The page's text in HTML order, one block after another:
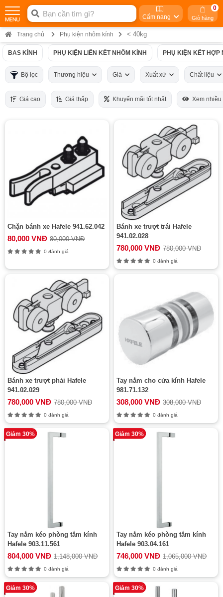
Cẩm nang Giỏ hàng
0
Trang chủ Phụ kiện nhôm kính < 40kg
BAS KÍNH PHỤ KIỆN LIÊN KẾT NHÔM KÍNH PHỤ KIỆN KẾT HỢP
Bộ lọc Thương hiệu Giá Xuất xứ Chất liệu
Giá cao Giá thấp Khuyến mãi tốt nhất Xem nhiều
Chặn bánh xe Hafele 941.62.042
80,000 VNĐ 80,000 VNĐ
0 đánh giá
Bánh xe trượt trái Hafele
941.02.028
780,000 VNĐ 780,000 VNĐ
0 đánh giá
Bánh xe trượt phải Hafele
941.02.029
780,000 VNĐ 780,000 VNĐ
0 đánh giá
Tay nắm cho cửa kính Hafele
981.71.132
308,000 VNĐ 308,000 VNĐ
0 đánh giá
Giảm 30%
Tay nắm kéo phòng tắm kính
Hafele 903.11.561
804,000 VNĐ 1,148,000 VNĐ
0 đánh giá
Giảm 30%
Tay nắm kéo phòng tắm kính
Hafele 903.04.161
746,000 VNĐ 1,065,000 VNĐ
0 đánh giá
Giảm 30% Giảm 30%